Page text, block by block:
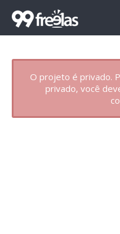
O projeto é privado.
privado, você